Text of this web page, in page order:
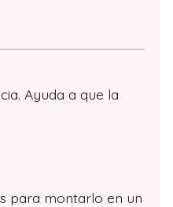
Ayuda a que la
para montarlo en un